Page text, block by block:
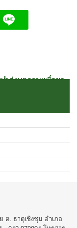
ำส่งบทความเพื่อขอ
. ธาตุเชิงชุม อำเภอ